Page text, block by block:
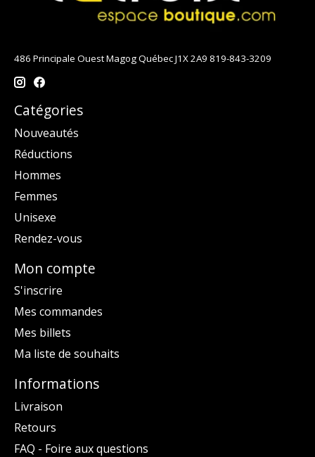
486 Principale Ouest Magog Québec J1X 2A9 819-843-3209
Catégories
Nouveautés
Réductions
Hommes
Femmes
Unisexe
Rendez-vous
Mon compte
S'inscrire
Mes commandes
Mes billets
Ma liste de souhaits
Informations
Livraison
Retours
FAQ - Foire aux questions